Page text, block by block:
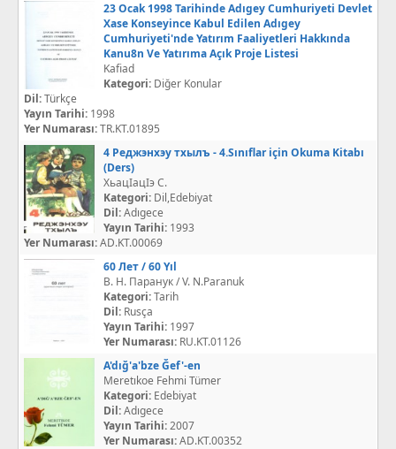
23 Ocak 1998 Tarihinde Adıgey Cumhuriyeti Devlet
Xase Konseyince Kabul Edilen Adıgey
Cumhuriyeti'nde Yatırım Faaliyetleri Hakkında
Kanu8n Ve Yatırıma Açık Proje Listesi
Kafiad
Kategori: Diğer Konular
Dil:Türkçe
Yayın Tarihi: 1998
Yer Numarası:TR.KT.01895
4 Реджэнхэу тхылъ - 4.Sınıflar için Okuma Kitabı
(Ders)
ХьацIацIэ С.
Kategori: Dil,Edebiyat
Dil:Adıgece
Yayın Tarihi: 1993
Yer Numarası:AD.KT.00069
60 Лет / 60 Yıl
В. Н. Паранук / V. N.Paranuk
Kategori:Tarih
Dil: Rusça
Yayın Tarihi: 1997
Yer Numarası: RU.KT.01126
A'dığ'a'bze Ğef'-en
Meretıkoe Fehmi Tümer
Kategori: Edebiyat
Dil:Adıgece
Yayın Tarihi:2007
Yer Numarası:AD.KT.00352